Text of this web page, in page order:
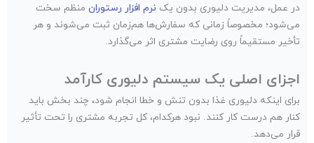
در عمل، مدیریت دلیوری بدون یک نرم افزار رستوران منظم سخت
می‌شود؛ مخصوصاً زمانی که سفارش‌ها هم‌زمان ثبت می‌شوند و هر
تأخیر مستقیماً روی رضایت مشتری اثر می‌گذارد.
اجزای اصلی یک سیستم دلیوری کارآمد
برای اینکه دلیوری غذا بدون تنش و خطا انجام شود، چند بخش باید
کنار هم درست کار کنند. نبود هرکدام، کل تجربه مشتری را تحت تأثیر
قرار می‌دهد.